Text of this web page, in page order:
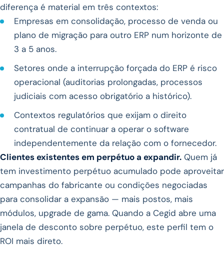
diferença é material em três contextos:
Empresas em consolidação, processo de venda ou
plano de migração para outro ERP num horizonte de
3 a 5 anos.
Setores onde a interrupção forçada do ERP é risco
operacional (auditorias prolongadas, processos
judiciais com acesso obrigatório a histórico).
Contextos regulatórios que exijam o direito
contratual de continuar a operar o software
independentemente da relação com o fornecedor.
Clientes existentes em perpétuo a expandir. Quem já
tem investimento perpétuo acumulado pode aproveitar
campanhas do fabricante ou condições negociadas
para consolidar a expansão — mais postos, mais
módulos, upgrade de gama. Quando a Cegid abre uma
janela de desconto sobre perpétuo, este perfil tem o
ROI mais direto.